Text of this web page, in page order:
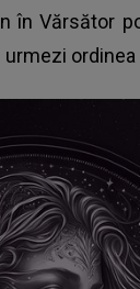
în Vărsător